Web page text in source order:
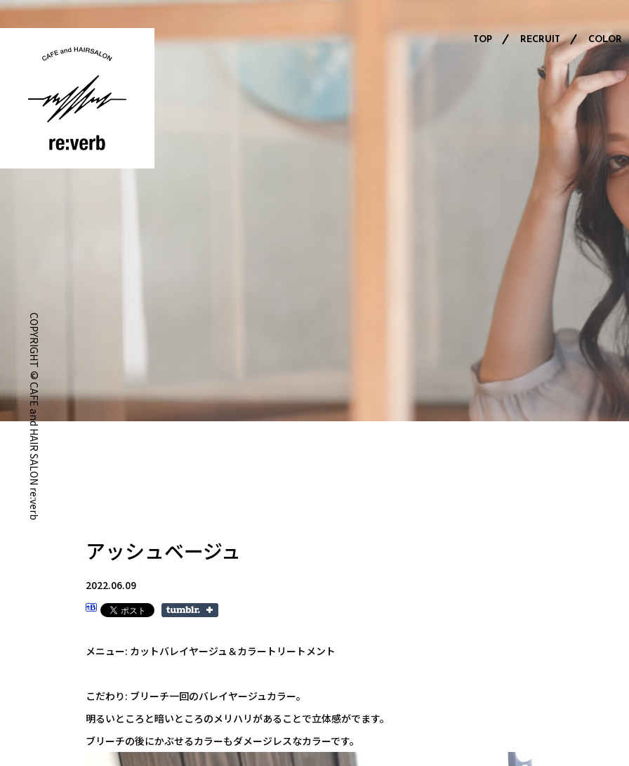
TOP RECRUIT COLOR
COPYRIGHT © CAFE and HAIR SALON re:verb
アッシュベージュ
2022.06.09
メニュー: カットバレイヤージュ＆カラートリートメント
こだわり: ブリーチ一回のバレイヤージュカラー。
明るいところと暗いところのメリハリがあることで立体感がでます。
ブリーチの後にかぶせるカラーもダメージレスなカラーです。